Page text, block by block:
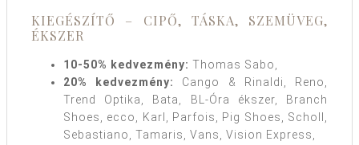
KIEGÉSZÍTŐ – CIPŐ, TÁSKA, SZEMÜVEG,
ÉKSZER
10-50% kedvezmény: Thomas Sabo,
20% kedvezmény:
Cango & Rinaldi, Reno,
Trend Optika, Bata, BL-Óra ékszer, Branch
Shoes, ecco, Karl, Parfois, Pig Shoes, Scholl,
Sebastiano, Tamaris, Vans, Vision Express,